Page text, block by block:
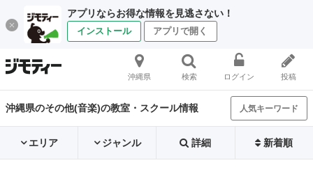
アプリならお得な情報を見逃さない！
インストール アプリで開く
沖縄県 検索 ログイン 投稿
沖縄県のその他(音楽)の教室・スクール情報 人気キーワード
エリア ジャンル 詳細 新着順